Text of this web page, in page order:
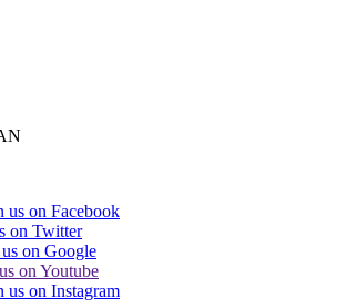
us on Facebook
on Twitter
on Google
on Youtube
us on Instagram